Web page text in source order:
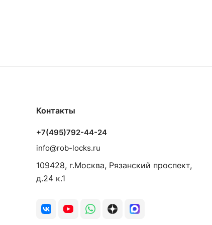
Контакты
+7(495)792-44-24
info@rob-locks.ru
109428, г.Москва, Рязанский проспект,
д.24 к.1